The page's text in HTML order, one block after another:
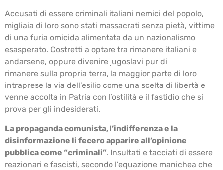
Accusati di essere criminali italiani nemici del popolo,
migliaia di loro sono stati massacrati senza pietà, vittime
di una furia omicida alimentata da un nazionalismo
esasperato. Costretti a optare tra rimanere italiani e
andarsene, oppure divenire jugoslavi pur di
rimanere sulla propria terra, la maggior parte di loro
intraprese la via dell’esilio come una scelta di libertà e
venne accolta in Patria con l’ostilità e il fastidio che si
prova per gli indesiderati.
La propaganda comunista, l’indifferenza e la
disinformazione li fecero apparire all’opinione
pubblica come “criminali”. Insultati e tacciati di essere
reazionari e fascisti, secondo l’equazione manichea che